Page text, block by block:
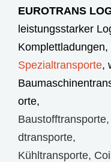
EUROTRANS
leistungsstarker
Komplettladungen,
Spezialtransporte,
orte,
Baustofftransporte,
dtransporte,
Kühltransporte,